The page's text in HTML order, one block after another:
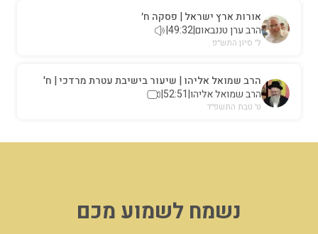
אורות ארץ ישראל | פסקה ח׳
הרב ערן טננבאום|
49:32
|
ל׳ סיון התש״פ
הרב שמואל אליהו | שיעור בישיבת עטרת מרדכי | ח'
טבת תשפ"ד
הרב שמואל אליהו|
52:51
|
ט׳ טבת התשפ״ד
נשמח לשמוע מכם